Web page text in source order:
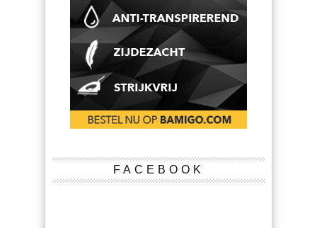
FACEBOOK